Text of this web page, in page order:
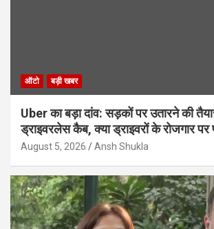
ऑटो बड़ी खबर
Uber का बड़ा दांव: सड़कों पर उतारने की
ड्राइवरलेस कैब, क्या ड्राइवरों के रोजगार
August 5, 2026 Ansh Shukla